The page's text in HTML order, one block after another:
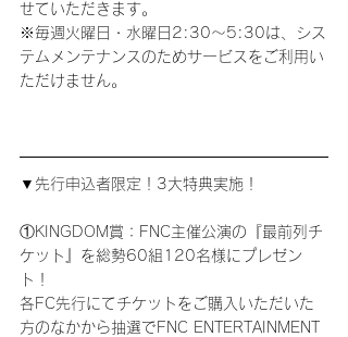
せていただきます。
※毎週火曜日・水曜日2:30～5:30は、シス
テムメンテナンスのためサービスをご利用い
ただけません。
▼先行申込者限定！3大特典実施！
①KINGDOM賞：FNC主催公演の『最前列チ
ケット』を総勢60組120名様にプレゼン
ト！
各FC先行にてチケットをご購入いただいた
方のなかから抽選でFNC ENTERTAINMENT